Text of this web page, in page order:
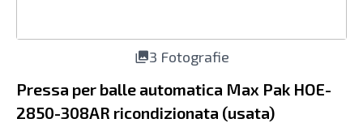
3 Fotografie
Pressa per balle automatica Max Pak HOE-
2850-308AR ricondizionata (usata)